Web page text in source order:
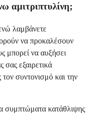
αμιτριπτυλίνη;
λαμβάνετε
να προκαλέσουν
μπορεί να αυξήσει
σας εξαιρετικά
συντονισμό και την
συμπτώματα κατάθλιψης